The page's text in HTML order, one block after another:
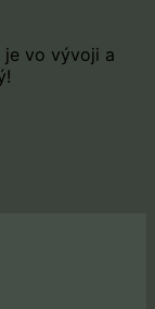
je vo vývoji a